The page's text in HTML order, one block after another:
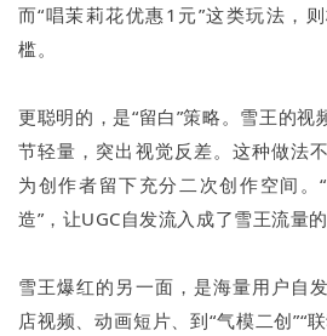
而“唱茉莉花优惠1元”这类玩法，
槛。
更聪明的，是“留白”策略。雪王的
节轻量，突出视觉反差。这种做法
为创作者留下充分二次创作空间。
造”，让UGC自发流入成了雪王流量的
雪王爆红的另一面，是海量用户自
店视频、动画短片、到“气模二创”“